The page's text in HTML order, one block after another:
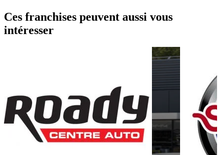
Ces franchises peuvent aussi vous
intéresser